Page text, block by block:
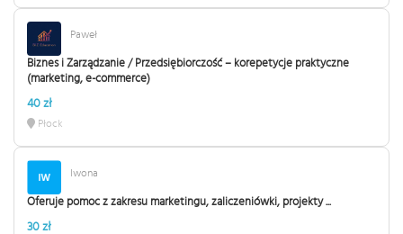
Paweł
Biznes i Zarządzanie / Przedsiębiorczość – korepetycje praktyczne
(marketing, e-commerce)
40 zł
Płock
Iwona
Oferuje pomoc z zakresu marketingu, zaliczeniówki, projekty ...
30 zł